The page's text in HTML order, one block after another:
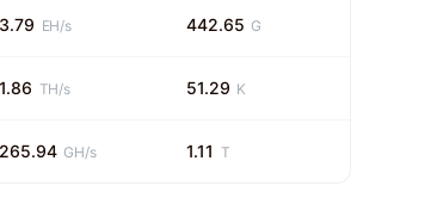
3.79 EH/s 442.65 G
1.86 TH/s 51.29 K
265.94 GH/s 1.11 T